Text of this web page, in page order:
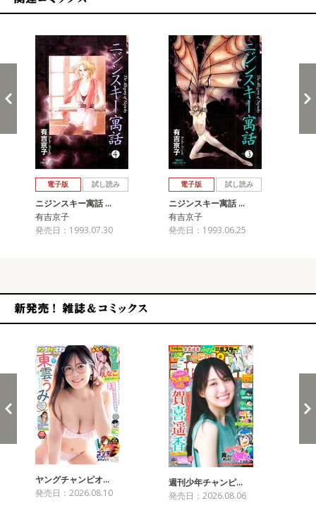
電子版 試し読み
ニジンスキー寓話 …
有吉京子
発売日：1993.07.30
電子版 試し読み
ニジンスキー寓話 …
有吉京子
発売日：1993.06.25
ヤングチャンピオ…
発売日：2026.08.10
週刊少年チャンピ…
発売日：2026.08.06